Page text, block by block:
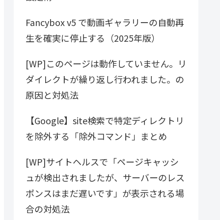
Fancybox v5 で動画ギャラリーの自動再
生を確実に停止する（2025年版）
[WP]このページは動作していません。リ
ダイレクトが繰り返し行われました。の
原因と対処法
【Google】site検索で特定ディレクトリ
を除外する「除外コマンド」まとめ
[WP]サイトヘルスで「ページキャッシ
ュが検出されましたが、サーバーのレス
ポンスはまだ遅いです」が表示される場
合の対処法